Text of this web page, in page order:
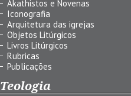
Akathistos e Novenas
Iconografia
Arquitetura das igrejas
Objetos Litúrgicos
Livros Litúrgicos
Rubricas
Publicações
Teologia